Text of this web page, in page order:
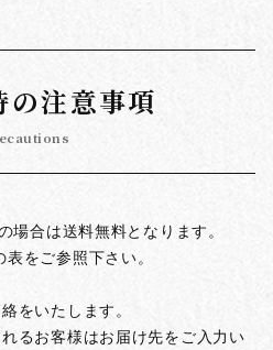
の注意事項
場合は送料無料となります。
をご参照下さい。
をいたします。
るお客様はお届け先をご入力い